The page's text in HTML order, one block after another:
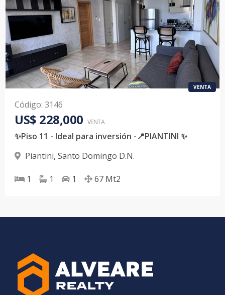
VENTA
Código: 3146
US$ 228,000 VENTA
✨Piso 11 - Ideal para inversión -📍PIANTINI ✨
Piantini, Santo Domingo D.N.
1 1 1 67 Mt2